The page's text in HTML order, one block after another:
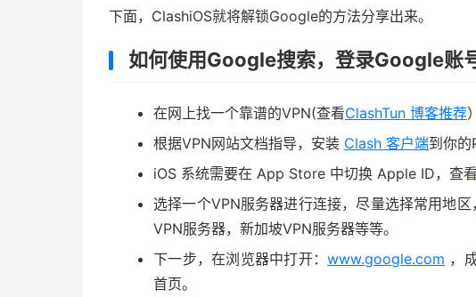
下面，ClashiOS就将解锁Google的方法分享出来。
如何使用Google搜索，登录Google账
在网上找一个靠谱的VPN(查看ClashTun 博客推荐
根据VPN网站文档指导，安装 Clash 客户端到你的
iOS 系统需要在 App Store 中切换 Apple ID，查看
选择一个VPN服务器进行连接，尽量选择常用地
VPN服务器，新加坡VPN服务器等等。
下一步，在浏览器中打开：www.google.com ，
首页。